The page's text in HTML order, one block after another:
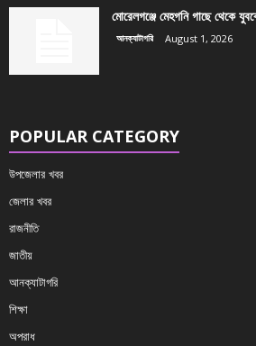
মোরেলগঞ্জে মেহগনি গাছে থেকে
আনক্যাটাগরি August 1, 2026
POPULAR CATEGORY
উপজেলার খবর
জেলার খবর
রাজনীতি
জাতীয়
আনক্যাটাগরি
শিক্ষা
অপরাধ